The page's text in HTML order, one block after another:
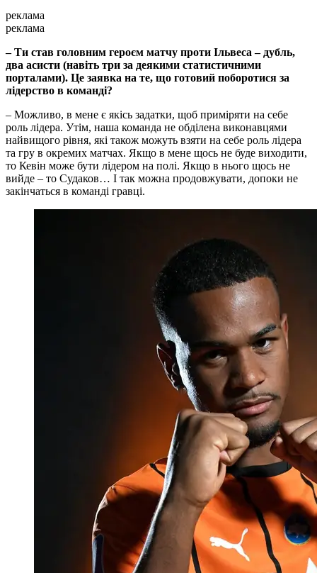
реклама
реклама
– Ти став головним героєм матчу проти Ільвеса – дубль,
два асисти (навіть три за деякими статистичними
порталами). Це заявка на те, що готовий поборотися за
лідерство в команді?
– Можливо, в мене є якісь задатки, щоб приміряти на себе
роль лідера. Утім, наша команда не обділена виконавцями
найвищого рівня, які також можуть взяти на себе роль лідера
та гру в окремих матчах. Якщо в мене щось не буде виходити,
то Кевін може бути лідером на полі. Якщо в нього щось не
вийде – то Судаков… І так можна продовжувати, допоки не
закінчаться в команді гравці.